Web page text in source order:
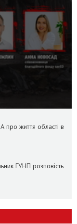
життя області в
ГУНП розповість